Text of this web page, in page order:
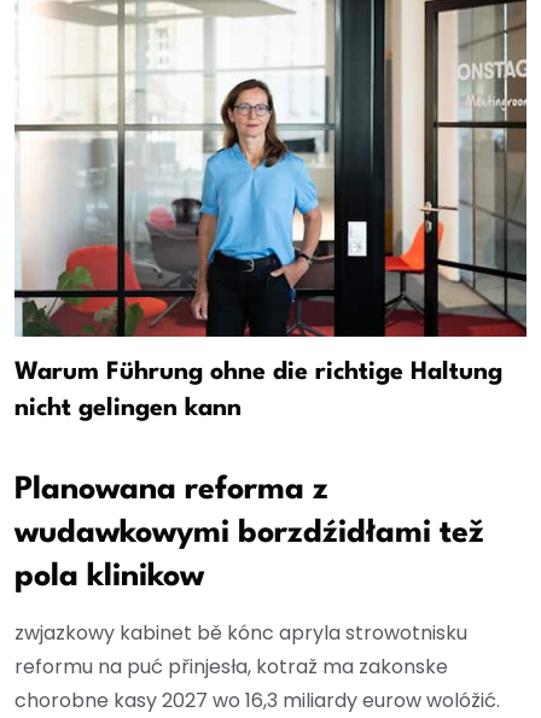
Warum Führung ohne die richtige Haltung
nicht gelingen kann
Planowana reforma z
wudawkowymi borzdźidłami tež
pola klinikow
zwjazkowy kabinet bě kónc apryla strowotnisku
reformu na puć přinjesła, kotraž ma zakonske
chorobne kasy 2027 wo 16,3 miliardy eurow wolóžić.